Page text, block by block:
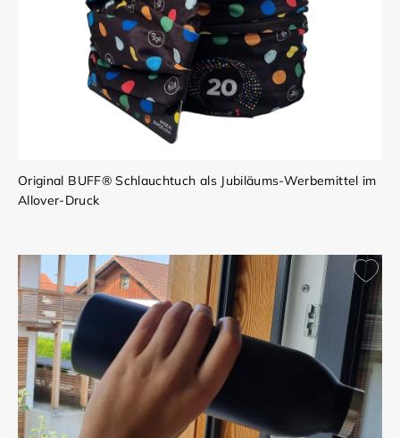
Original BUFF® Schlauchtuch als Jubiläums-Werbemittel im
Allover-Druck